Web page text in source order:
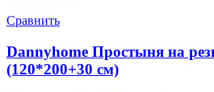
Сравнить
Dannyhome Простыня на
(120*200+30 см)